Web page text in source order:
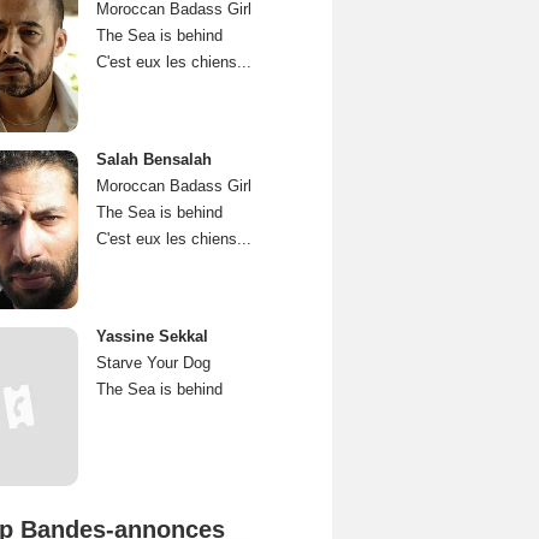
Moroccan Badass Girl
The Sea is behind
C'est eux les chiens...
Salah Bensalah
Moroccan Badass Girl
The Sea is behind
C'est eux les chiens...
Yassine Sekkal
Starve Your Dog
The Sea is behind
Bandes-annonces